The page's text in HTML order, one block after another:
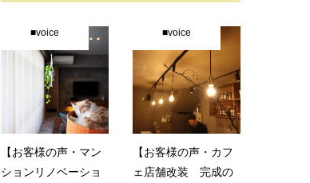
■voice
【お客様の声・マン
ションリノベーショ
■voice
【お客様の声・カフ
ェ店舗改装 完成の